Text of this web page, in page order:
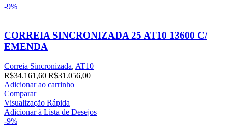
-9%
CORREIA SINCRONIZADA 25 AT10 13600 C/
EMENDA
Correia Sincronizada, AT10
R$34.161,60 O
preço
era:
R$34.161,60.
R$31.056,00O
R$31.056,00.
Adicionar ao carrinho
Comparar
Visualização Rápida
Adicionar à Lista de Desejos
-9%